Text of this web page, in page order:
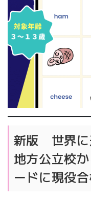
新版 世界に
地方公立校
ードに現役